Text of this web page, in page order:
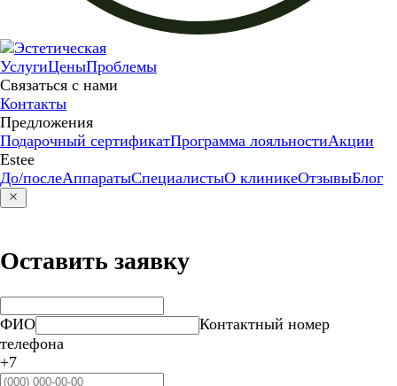
УслугиЦеныПроблемы
Связаться с нами
Контакты
Предложения
Подарочный сертификатПрограмма лояльностиАкции
Estee
До/послеАппаратыСпециалистыО клиникеОтзывыБлог
Оставить заявку
ФИО
Контактный номер
телефона
+7